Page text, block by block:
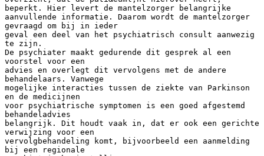
beperkt. Hier levert de mantelzorger belangrijke
aanvullende informatie. Daarom wordt de mantelzorger
gevraagd om bij in ieder
geval een deel van het psychiatrisch consult aanwezig
te zijn.
De psychiater maakt gedurende dit gesprek al een
voorstel voor een
advies en overlegt dit vervolgens met de andere
behandelaars. Vanwege
mogelijke interacties tussen de ziekte van Parkinson
en de medicijnen
voor psychiatrische symptomen is een goed afgestemd
behandeladvies
belangrijk. Dit houdt vaak in, dat er ook een gerichte
verwijzing voor een
vervolgbehandeling komt, bijvoorbeeld een aanmelding
bij een regionale